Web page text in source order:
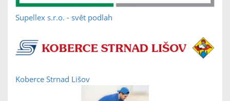
Supellex s.r.o. - svět podlah
Koberce Strnad Lišov